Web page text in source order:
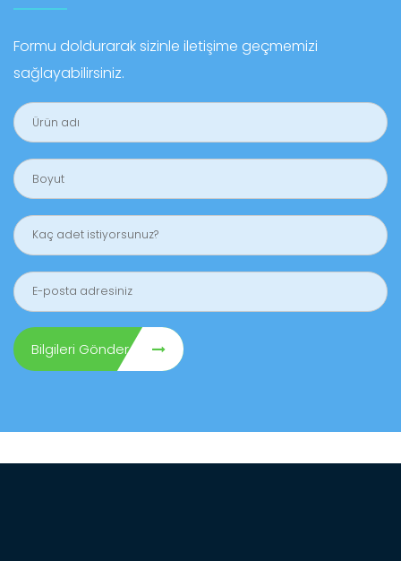
Formu doldurarak sizinle iletişime geçmemizi
sağlayabilirsiniz.
Bilgileri Gönder